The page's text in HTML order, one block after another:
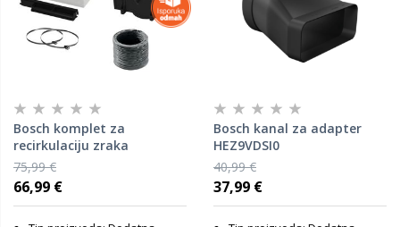
Bosch komplet za
recirkulaciju zraka
DWZ1DX1I4
75,99 €
66,99 €
Bosch kanal za adapter
HEZ9VDSI0
40,99 €
37,99 €